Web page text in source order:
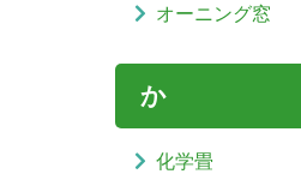
オーニング窓
か
化学畳